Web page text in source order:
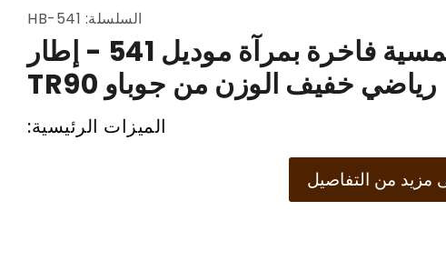
السلسلة: HB-541
نظارات شمسية فاخرة بمرآة موديل 541 - إطار
رياضي خفيف الوزن من جوباو TR90
الميزات الرئيسية:
من التفاصيل